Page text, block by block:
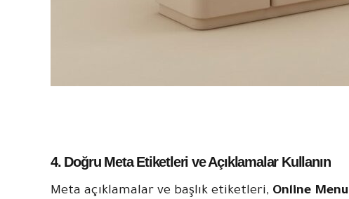
4. Doğru Meta Etiketleri ve Açıklamalar Kullanın
Meta açıklamalar ve başlık etiketleri, Online Menu